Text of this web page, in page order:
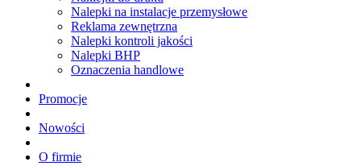
Nalepki na instalacje przemysłowe
Reklama zewnętrzna
Nalepki kontroli jakości
Nalepki BHP
Oznaczenia handlowe
Promocje
Nowości
O firmie